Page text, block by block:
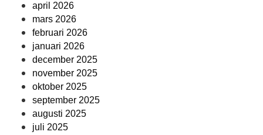
april 2026
mars 2026
februari 2026
januari 2026
december 2025
november 2025
oktober 2025
september 2025
augusti 2025
juli 2025